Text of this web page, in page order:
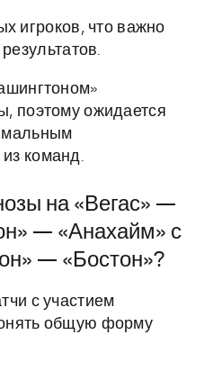
игроков, что важно
поэтому ожидается
команд.
на «Вегас» —
— «Анахайм» с
— «Бостон»?
с участием
общую форму